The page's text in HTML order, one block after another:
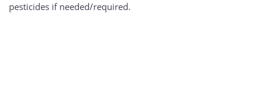
pesticides if needed/required.